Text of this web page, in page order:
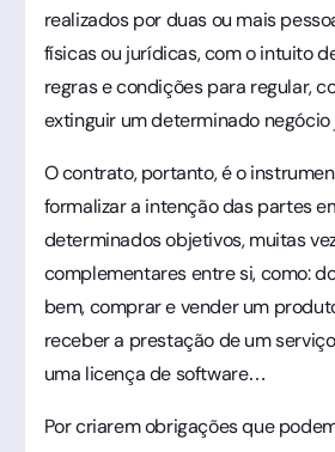
realizados por duas ou mais
físicas ou jurídicas, com o intuito
regras e condições para regular,
extinguir um determinado negócio
O contrato, portanto, é o
formalizar a intenção das partes
determinados objetivos, muitas
complementares entre si, como:
bem, comprar e vender um
receber a prestação de um
uma licença de software…
Por criarem obrigações que